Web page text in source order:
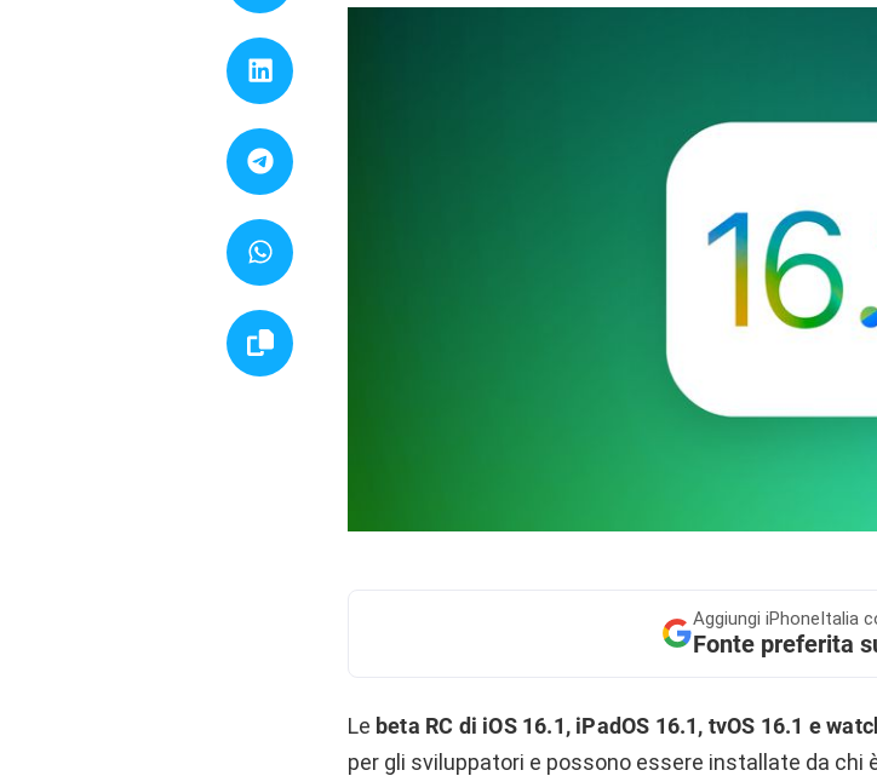
Aggiungi iPhoneItalia
Fonte preferita
Le beta RC di iOS 16.1, iPadOS 16.1, tvOS 16.1 e
per gli sviluppatori e possono essere installate da chi